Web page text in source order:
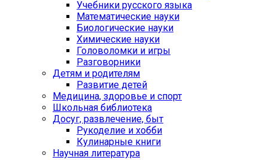
Учебники русского языка
Математические науки
Биологические науки
Химические науки
Головоломки и игры
Разговорники
Детям и родителям
Развитие детей
Медицина, здоровье и спорт
Школьная библиотека
Досуг, развлечение, быт
Рукоделие и хобби
Кулинарные книги
Научная литература